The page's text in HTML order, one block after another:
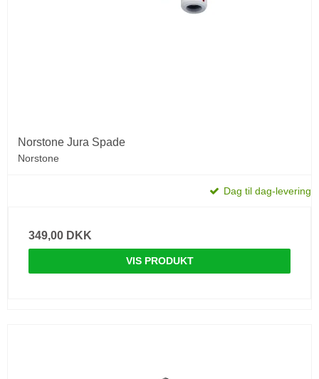
Norstone Jura Spade
Norstone
Dag til dag-levering
349,00 DKK
VIS PRODUKT